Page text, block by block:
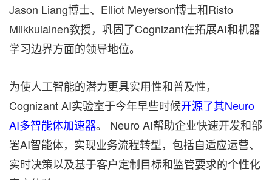
Jason Liang博士、Elliot Meyerson博士和Risto
Miikkulainen教授，巩固了Cognizant在拓展AI和机器
学习边界方面的领导地位。
为使人工智能的潜力更具实用性和普及性，
Cognizant AI实验室于今年早些时候开源了其Neuro
AI多智能体加速器。 Neuro AI帮助企业快速开发和部
署AI智能体，实现业务流程转型，包括自适应运营、
实时决策以及基于客户定制目标和监管要求的个性化